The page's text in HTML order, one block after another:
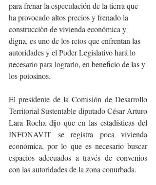
para frenar la especulación de la tierra que
ha provocado altos precios y frenado la
construcción de vivienda económica y
digna, es uno de los retos que enfrentan las
autoridades y el Poder Legislativo hará lo
necesario para lograrlo, en beneficio de las y
los potosinos.
El presidente de la Comisión de Desarrollo
Territorial Sustentable diputado César Arturo
Lara Rocha dijo que en las estadísticas del
INFONAVIT se registra poca vivienda
económica, por lo que es necesario buscar
espacios adecuados a través de convenios
con las autoridades de la zona conurbada.